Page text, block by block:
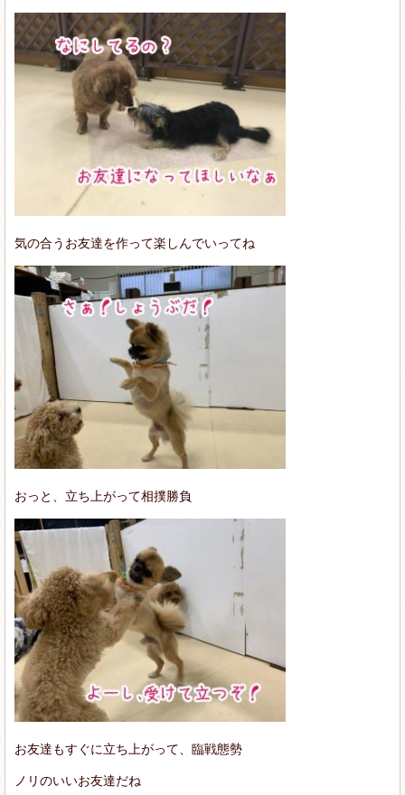
気の合うお友達を作って楽しんでいってね
おっと、立ち上がって相撲勝負
お友達もすぐに立ち上がって、臨戦態勢
ノリのいいお友達だね